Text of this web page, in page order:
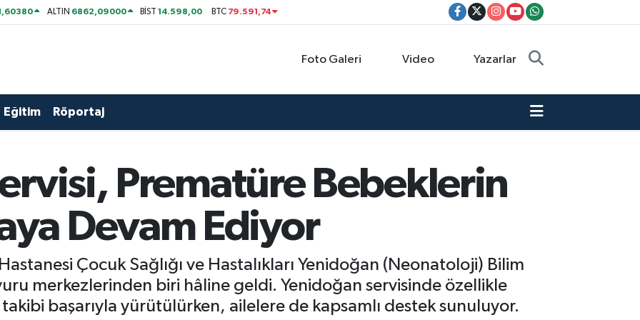
ALTIN 6862,09000 BİST14.598,00 BTC 79.591,74
Foto Galeri Video Yazarlar
Eğitim Röportaj
Prematüre Bebeklerin
Devam Ediyor
Çocuk Sağlığı ve Hastalıkları Yenidoğan (Neonatoloji) Bilim
merkezlerinden biri hâline geldi. Yenidoğan servisinde özellikle
başarıyla yürütülürken, ailelere de kapsamlı destek sunuluyor.